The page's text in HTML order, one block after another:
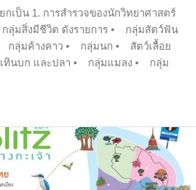
กเป็น 1. การสำรวจของนักวิทยาศาสตร์
กลุ่มสิ่งมีชีวิต ดังรายการ • กลุ่มสัตว์ฟัน
กลุ่มค้างคาว • กลุ่มนก • สัตว์เลื้อย
เทินบก และปลา • กลุ่มแมลง • กลุ่ม
• กลุ่มพันธุ์พืช • กลุ่มสาหร่าย แพ
ขันธ์ ลักษณะการดำเนินกิจกรรม : ทุก
าลงทะเบียนที่สวนศรีนครเขื่อนขันธ์ ราย
าง – กิจกรรมดูนก […]